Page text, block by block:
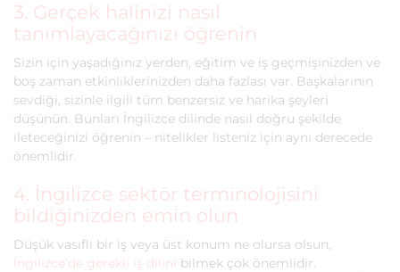
3. Gerçek halinizi nasıl
tanımlayacağınızı öğrenin
Sizin için yaşadığınız yerden, eğitim ve iş geçmişinizden ve
boş zaman etkinliklerinizden daha fazlası var. Başkalarının
sevdiği, sizinle ilgili tüm benzersiz ve harika şeyleri
düşünün. Bunları İngilizce dilinde nasıl doğru şekilde
ileteceğinizi öğrenin – nitelikler listeniz için aynı derecede
önemlidir.
4. İngilizce sektör terminolojisini
bildiğinizden emin olun
Düşük vasıflı bir iş veya üst konum ne olursa olsun,
İngilizce’de gerekli iş dilini bilmek çok önemlidir.